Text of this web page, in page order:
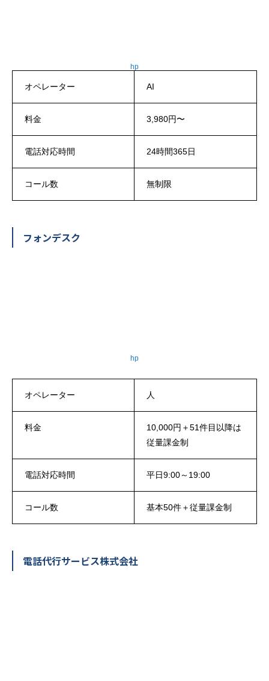
hp
オペレーター AI
料金 3,980円〜
電話対応時間 24時間365日
コール数 無制限
フォンデスク
hp
オペレーター 人
料金
10,000円＋51件目以降は
従量課金制
電話対応時間 平日9:00～19:00
コール数 基本50件＋従量課金制
電話代行サービス株式会社